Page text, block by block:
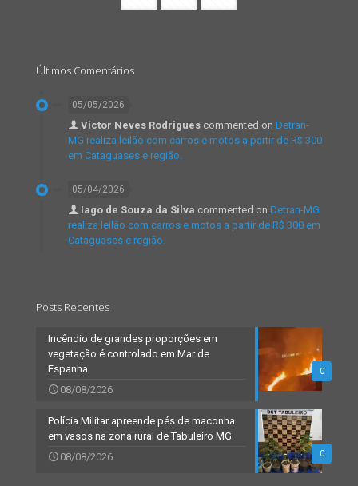
Últimos Comentários
05/05/2026
Victor Neves Rodrigues commented on Detran-
MG realiza leilão com carros e motos a partir de R$ 300
em Cataguases e região.
05/04/2026
Iago de Souza da Silva commented on Detran-MG
realiza leilão com carros e motos a partir de R$ 300 em
Cataguases e região.
Posts Recentes
0
Incêndio de grandes proporções em
vegetação é controlado em Mar de
Espanha
08/08/2026
0
Polícia Militar apreende pés de maconha
em vasos na zona rural de Tabuleiro MG
08/08/2026